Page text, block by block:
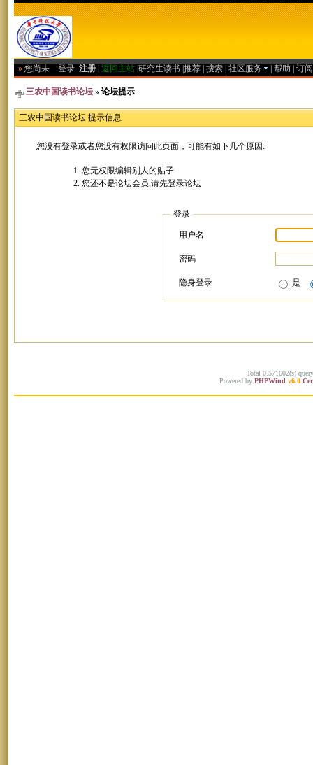
» 您尚未 登录 注册 返回主站 研究生读书 推荐 搜索 社区服务 帮助 订
三农中国读书论坛 » 论坛提示
三农中国读书论坛 提示信息
您没有登录或者您没有权限访问此页面，可能有如下几个原因:
您无权限编辑别人的贴子
您还不是论坛会员,请先登录论坛
登录
用户名
密码
隐身登录 是
Total 0.571602(s)
Powered by PHPWind v6.0